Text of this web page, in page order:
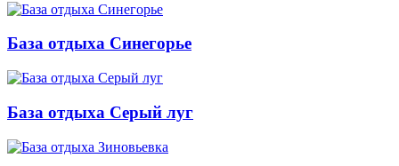
База отдыха Синегорье
База отдыха Серый луг